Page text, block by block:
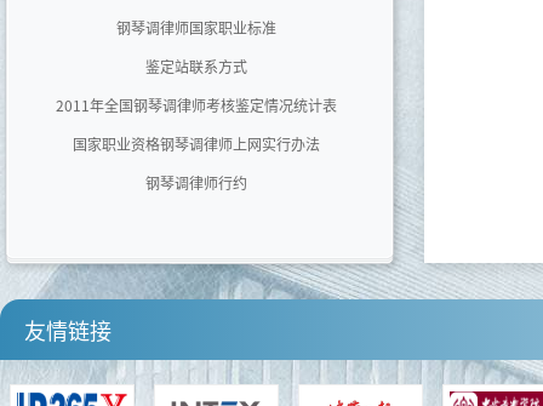
钢琴调律师国家职业标准
鉴定站联系方式
2011年全国钢琴调律师考核鉴定情况统计表
国家职业资格钢琴调律师上网实行办法
钢琴调律师行约
友情链接